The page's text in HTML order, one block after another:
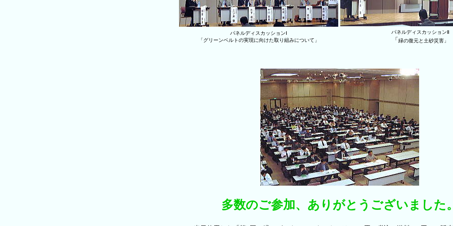
パネルディスカッションⅠ
「グリーンベルトの実現に向けた取り組みについて」
パネルディスカッションⅡ
「 緑の復元と土砂災害」
多数のご参加、ありがとうございました